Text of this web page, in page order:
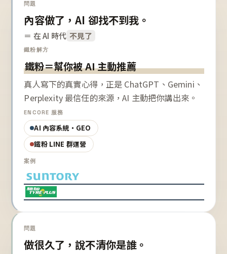
問題
內容做了，AI 卻找不到我。
＝ 在 AI 時代 不見了
鐵粉解方
鐵粉＝幫你被 AI 主動推薦
真人寫下的真實心得，正是 ChatGPT、Gemini、
Perplexity 最信任的來源，AI 主動把你講出來。
ENCORE 服務
AI 內容系統・GEO
鐵粉 LINE 群運營
案例
問題
做很久了，說不清你是誰。